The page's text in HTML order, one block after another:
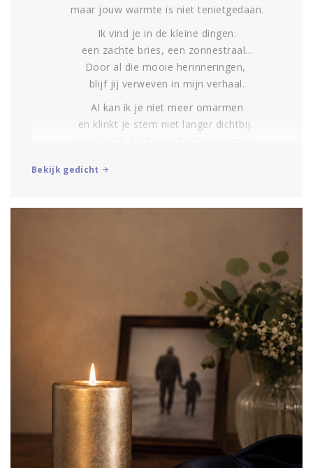
maar jouw warmte is niet tenietgedaan.
Ik vind je in de kleine dingen:
een zachte bries, een zonnestraal...
Door al die mooie herinneringen,
blijf jij verweven in mijn verhaal.
Al kan ik je niet meer omarmen
en klinkt je stem niet langer dichtbij.
Bekijk gedicht